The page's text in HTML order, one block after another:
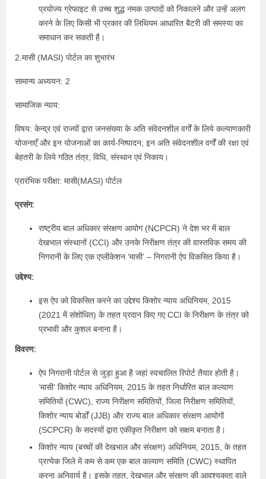
प्रयोज्य ग्रेफाइट से उच्च शुद्ध नमक उत्पादों को निकालने और उन्हें अलग
करने के लिए किसी भी प्रकार की लिथियम आधारित बैटरी की समस्या का
समाधान कर सकती है।
2.मासी (MASI) पोर्टल का शुभारंभ
सामान्य अध्ययन: 2
सामाजिक न्याय:
विषय: केन्द्र एवं राज्यों द्वारा जनसंख्या के अति संवेदनशील वर्गों के लिये कल्याणकारी
योजनाएँ और इन योजनाओं का कार्य-निष्पादन; इन अति संवेदनशील वर्गों की रक्षा एवं
बेहतरी के लिये गठित तंत्र, विधि, संस्थान एवं निकाय।
प्रारंभिक परीक्षा: मासी(MASI) पोर्टल
प्रसंग:
राष्ट्रीय बाल अधिकार संरक्षण आयोग (NCPCR) ने देश भर में बाल
देखभाल संस्थानों (CCI) और उनके निरीक्षण तंत्र की वास्तविक समय की
निगरानी के लिए एक एप्लीकेशन ‘मासी’ – निगरानी ऐप विकसित किया है।
उद्देश्य:
इस ऐप को विकसित करने का उद्देश्य किशोर न्याय अधिनियम, 2015
(2021 में संशोधित) के तहत प्रदान किए गए CCI के निरीक्षण के तंत्र को
प्रभावी और कुशल बनाना है।
विवरण:
ऐप निगरानी पोर्टल से जुड़ा हुआ है जहां स्वचालित रिपोर्ट तैयार होती है।
‘मासी’ किशोर न्याय अधिनियम, 2015 के तहत निर्धारित बाल कल्याण
समितियों (CWC), राज्य निरीक्षण समितियों, जिला निरीक्षण समितियों,
किशोर न्याय बोर्डों (JJB) और राज्य बाल अधिकार संरक्षण आयोगों
(SCPCR) के सदस्यों द्वारा एकीकृत निरीक्षण को सक्षम बनाता है।
किशोर न्याय (बच्चों की देखभाल और संरक्षण) अधिनियम, 2015, के तहत
प्रत्येक जिले में कम से कम एक बाल कल्याण समिति (CWC) स्थापित
करना अनिवार्य है। इसके तहत, देखभाल और संरक्षण की आवश्यकता वाले